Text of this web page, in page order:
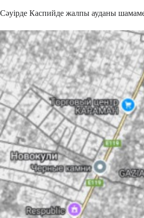
Сәуірде Каспийде жалпы ауданы